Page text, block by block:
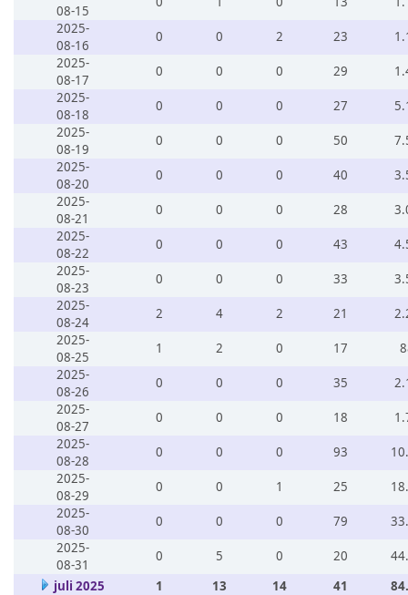
08-15
2025-
08-16
0 0 2 23
2025-
08-17
0 0 0 29
2025-
08-18
0 0 0 27
2025-
08-19
0 0 0 50
2025-
08-20
0 0 0 40
2025-
08-21
0 0 0 28
2025-
08-22
0 0 0 43
2025-
08-23
0 0 0 33
2025-
08-24
2 4 2 21
2025-
08-25
1 2 0 17
2025-
08-26
0 0 0 35
2025-
08-27
0 0 0 18
2025-
08-28
0 0 0 93
2025-
08-29
0 0 1 25
2025-
08-30
0 0 0 79
2025-
08-31
0 5 0 20
juli 2025
1 13 14 41